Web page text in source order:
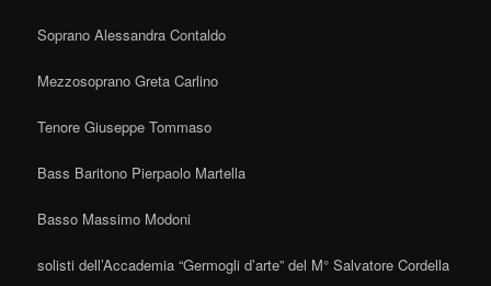
Soprano Alessandra Contaldo
Mezzosoprano Greta Carlino
Tenore Giuseppe Tommaso
Bass Baritono Pierpaolo Martella
Basso Massimo Modoni
solisti dell’Accademia “Germogli d’arte” del M° Salvatore Cordella